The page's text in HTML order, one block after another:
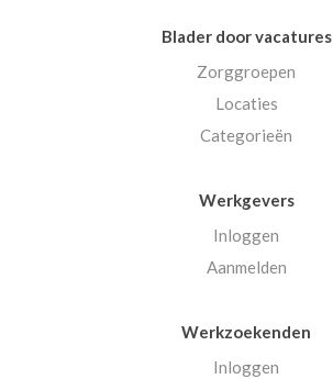
Blader door vacatures
Zorggroepen
Locaties
Categorieën
Werkgevers
Inloggen
Aanmelden
Werkzoekenden
Inloggen